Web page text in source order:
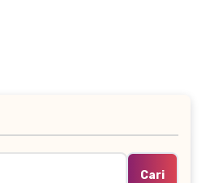
Cari